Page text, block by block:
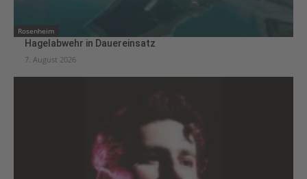
Rosenheim
Hagelabwehr in Dauereinsatz
7. August 2026